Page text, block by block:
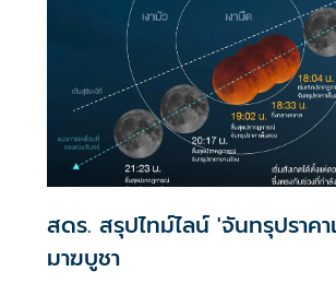
ทางจากโลกใหม่ด้วย
สดร. สรุปไทม์ไลน์ 'จันทรุปราค
มาฆบูชา